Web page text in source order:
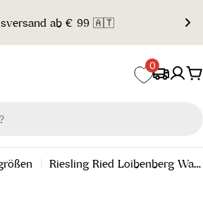
ab € 99 🇦🇹
0
Riesling Ried Loibenberg Wachau DAC 2024